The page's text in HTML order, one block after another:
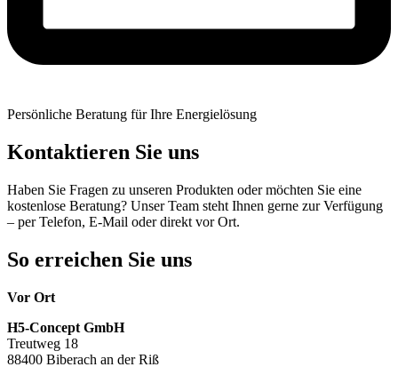
Persönliche Beratung für Ihre Energielösung
Kontaktieren Sie uns
Haben Sie Fragen zu unseren Produkten oder möchten Sie eine
kostenlose Beratung? Unser Team steht Ihnen gerne zur Verfügung
– per Telefon, E-Mail oder direkt vor Ort.
So erreichen Sie uns
Vor Ort
H5-Concept GmbH
Treutweg 18
88400 Biberach an der Riß